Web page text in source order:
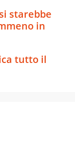
starebbe
in
tutto il